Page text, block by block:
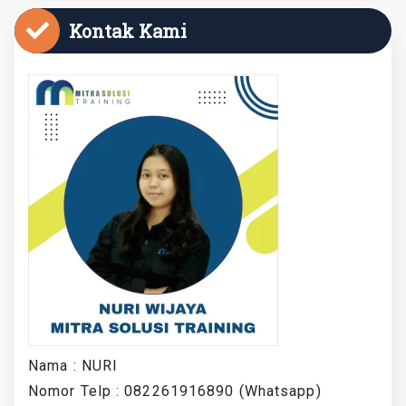
Kontak Kami
Nama : NURI
Nomor Telp : 082261916890 (Whatsapp)